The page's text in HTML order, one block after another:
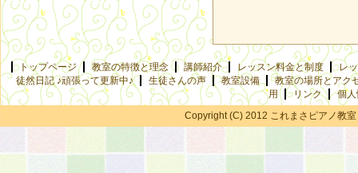
トップページ 教室の特徴と理念 講師紹介 レッスン料金と制度
レ
徒然日記 ♪頑張って更新中♪
生徒さんの声 教室設備
教室の場所とアク
用
リンク
個
Copyright (C) 2012 これまさピアノ教